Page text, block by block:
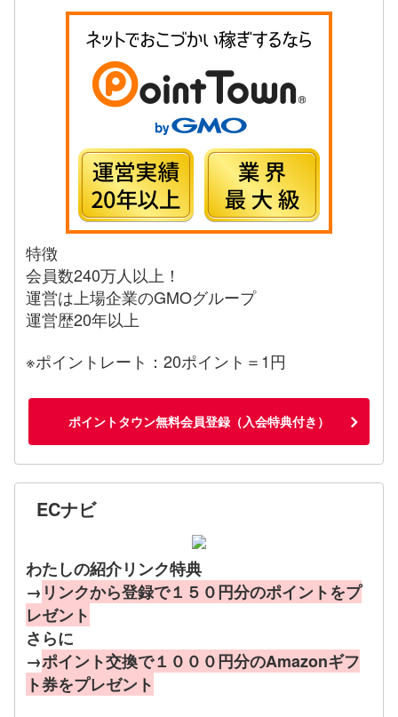
特徴
会員数240万人以上！
運営は上場企業のGMOグループ
運営歴20年以上
※ポイントレート：20ポイント＝1円
ポイントタウン無料会員登録（入会特典付き）
ECナビ
わたしの紹介リンク特典
→ リンクから登録で１５０円分のポイントをプ
レゼント
さらに
→ポイント交換で１０００円分のAmazonギフ
ト券をプレゼント